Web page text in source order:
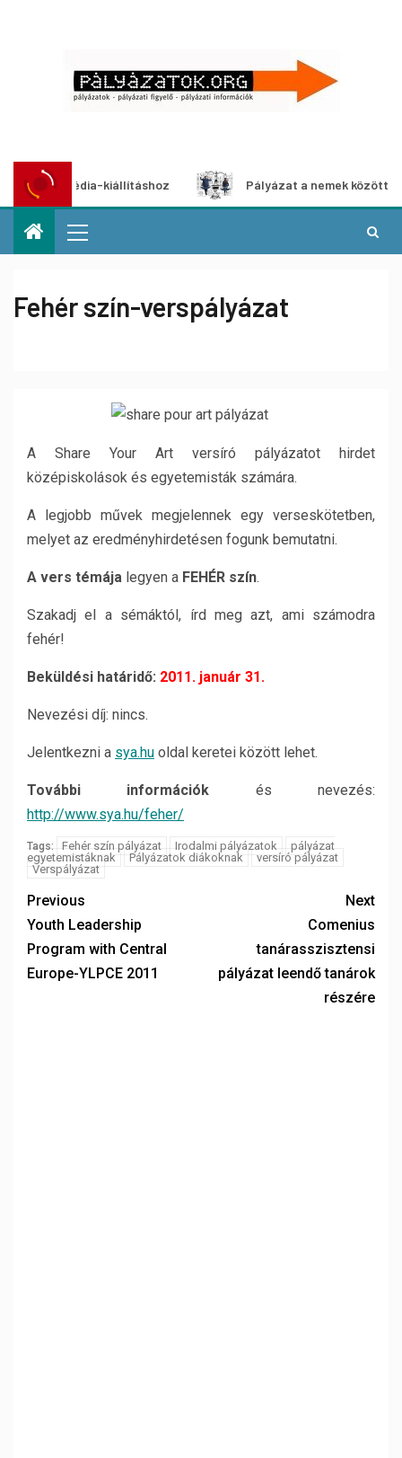
kiállításhoz Pályázat a nemek közötti
Fehér szín-verspályázat
A Share Your Art versíró pályázatot hirdet
középiskolások és egyetemisták számára.
A legjobb művek megjelennek egy verseskötetben,
melyet az eredményhirdetésen fogunk bemutatni.
A vers témája legyen a FEHÉR szín.
Szakadj el a sémáktól, írd meg azt, ami számodra
fehér!
Beküldési határidő: 2011. január 31.
Nevezési díj: nincs.
Jelentkezni a sya.hu oldal keretei között lehet.
További információk és nevezés:
http://www.sya.hu/feher/
Tags: Fehér szín pályázat Irodalmi pályázatok
pályázat
egyetemistáknak
Pályázatok diákoknak
versíró pályázat
Verspályázat
Previous
Youth Leadership
Program with Central
Europe-YLPCE 2011
Next
Comenius
tanárasszisztensi
pályázat leendő tanárok
részére